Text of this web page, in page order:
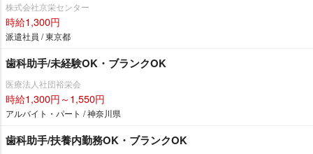
株式会社京栄センター
時給1,300円
派遣社員 / 東京都
歯科助手/未経験OK・ブランクOK
医療法人社団裕栄会
時給1,300円～1,550円
アルバイト・パート / 神奈川県
歯科助手/扶養内勤務OK・ブランクOK